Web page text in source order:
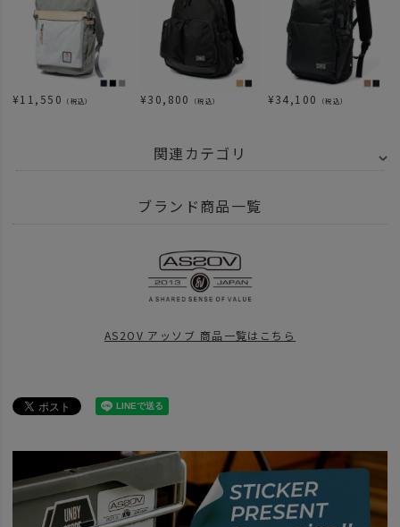
¥11,550 （税込） ¥30,800 （税込） ¥34,100 （税込）
関連カテゴリ
AS2OV アッソブ HIGHDENSITY CORDURA NYLON - ハイデン
AS2OV アッソブ
BACKPACK
news
SPECIAL NOVELTY CAMPAIGN 25
news NOVELTYキャンペーン
ブランド商品一覧
AS2OV アッソブ 商品一覧はこちら